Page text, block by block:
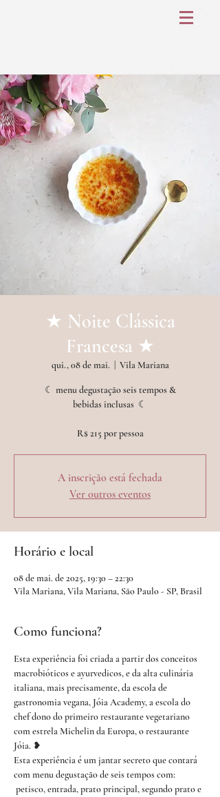
★ Noite Clássica
Francesa ★
qui., 08 de mai. Vila Mariana
☾ menu degustação seis tempos &
bebidas inclusas ︎ ☾
R$ 215 por pessoa
A inscrição está fechada
Ver outros eventos
Horário e local
08 de mai. de 2025, 19:30 – 22:30
Vila Mariana, Vila Mariana, São Paulo - SP, Brasil
Como funciona?
Esta experiência foi criada a partir dos conceitos
macrobióticos e ayurvedicos, e da alta culinária
italiana, mais precisamente, da escola de
gastronomia vegana, Jóia Academy, a escola do
chef dono do primeiro restaurante vegetariano
com estrela Michelin da Europa, o restaurante
Jóia. ❥
Esta experiência é um jantar secreto que contará
com menu degustação de seis tempos com:
petisco, entrada, prato principal, segundo prato e